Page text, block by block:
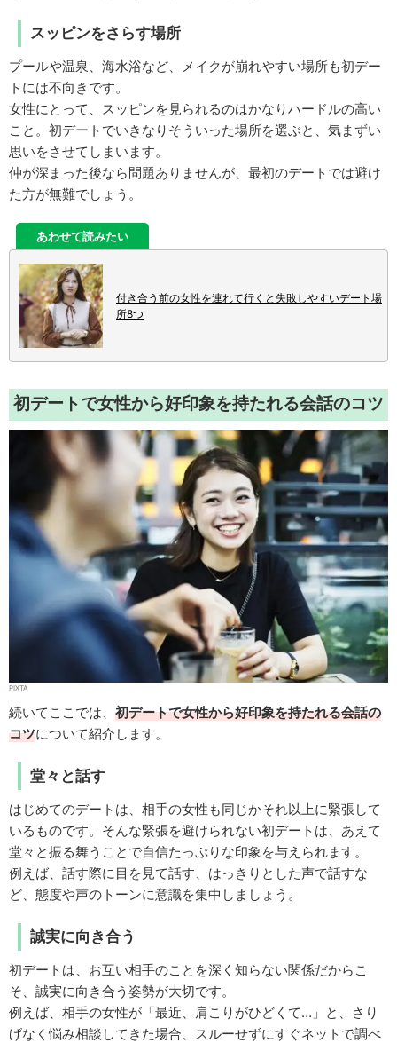
スッピンをさらす場所
プールや温泉、海水浴など、メイクが崩れやすい場所も初デー
トには不向きです。
女性にとって、スッピンを見られるのはかなりハードルの高い
こと。初デートでいきなりそういった場所を選ぶと、気まずい
思いをさせてしまいます。
仲が深まった後なら問題ありませんが、最初のデートでは避け
た方が無難でしょう。
あわせて読みたい
付き合う前の女性を連れて行くと失敗しやすいデート場
所8つ
初デートで女性から好印象を持たれる会話のコツ
PIXTA
続いてここでは、 初デートで女性から好印象を持たれる会話の
コツについて紹介します。
堂々と話す
はじめてのデートは、相手の女性も同じかそれ以上に緊張して
いるものです。そんな緊張を避けられない初デートは、あえて
堂々と振る舞うことで自信たっぷりな印象を与えられます。
例えば、話す際に目を見て話す、はっきりとした声で話すな
ど、態度や声のトーンに意識を集中しましょう。
誠実に向き合う
初デートは、お互い相手のことを深く知らない関係だからこ
そ、誠実に向き合う姿勢が大切です。
例えば、相手の女性が「最近、肩こりがひどくて…」と、さり
げなく悩み相談してきた場合、スルーせずにすぐネットで調べ